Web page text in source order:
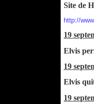
Site de
http://
19
Elvis
19
Elvis
19